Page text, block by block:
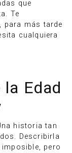
que
Te
para más tarde
cualquiera
Edad
historia tan
Describirla
pero